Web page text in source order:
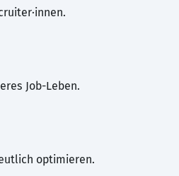
Job-Leben.
optimieren.